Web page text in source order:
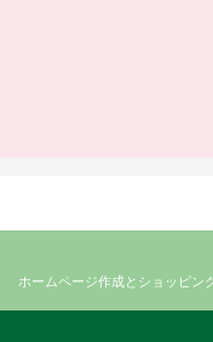
ホームページ作成とショッピン